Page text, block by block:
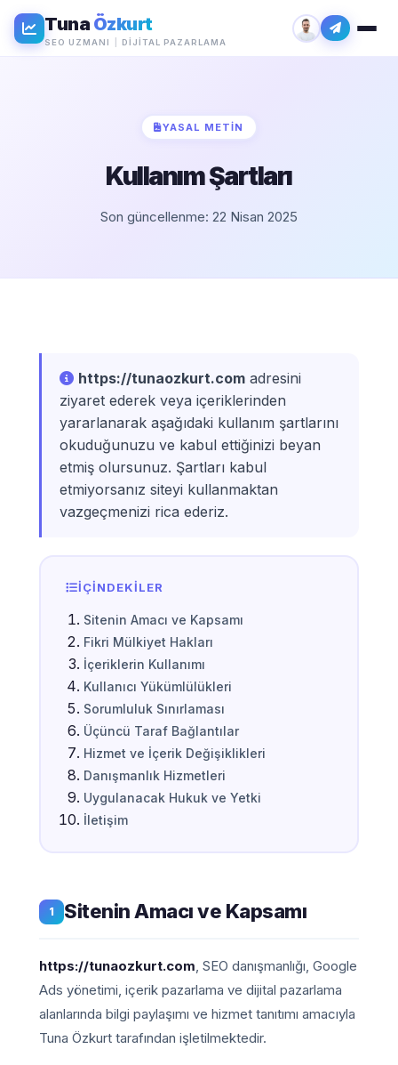
Tuna Özkurt
SEO UZMANI DIJITAL PAZARLAMA
YASAL METIN
Kullanım Şartları
Son güncellenme: 22 Nisan 2025
https://tunaozkurt.com adresini
ziyaret ederek veya içeriklerinden
yararlanarak aşağıdaki kullanım şartlarını
okuduğunuzu ve kabul ettiğinizi beyan
etmiş olursunuz. Şartları kabul
etmiyorsanız siteyi kullanmaktan
vazgeçmenizi rica ederiz.
İÇINDEKILER
Sitenin Amacı ve Kapsamı
Fikri Mülkiyet Hakları
İçeriklerin Kullanımı
Kullanıcı Yükümlülükleri
Sorumluluk Sınırlaması
Üçüncü Taraf Bağlantılar
Hizmet ve İçerik Değişiklikleri
Danışmanlık Hizmetleri
Uygulanacak Hukuk ve Yetki
İletişim
1 Sitenin Amacı ve Kapsamı
https://tunaozkurt.com, SEO danışmanlığı, Google
Ads yönetimi, içerik pazarlama ve dijital pazarlama
alanlarında bilgi paylaşımı ve hizmet tanıtımı amacıyla
Tuna Özkurt tarafından işletilmektedir.